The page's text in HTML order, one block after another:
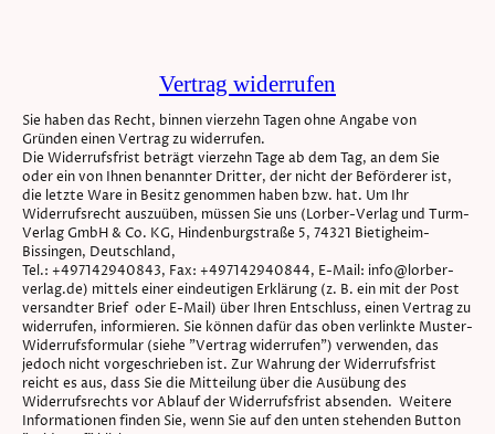
Vertrag widerrufen
Sie haben das Recht, binnen vierzehn Tagen ohne Angabe von
Gründen einen Vertrag zu widerrufen.
Die Widerrufsfrist beträgt vierzehn Tage ab dem Tag, an dem Sie
oder ein von Ihnen benannter Dritter, der nicht der Beförderer ist,
die letzte Ware in Besitz genommen haben bzw. hat. Um Ihr
Widerrufsrecht auszuüben, müssen Sie uns (Lorber-Verlag und Turm-
Verlag GmbH & Co. KG, Hindenburgstraße 5, 74321 Bietigheim-
Bissingen, Deutschland,
Tel.: +497142940843, Fax: +497142940844, E-Mail: info@lorber-
verlag.de) mittels einer eindeutigen Erklärung (z. B. ein mit der Post
versandter Brief oder E-Mail) über Ihren Entschluss, einen Vertrag zu
widerrufen, informieren. Sie können dafür das oben verlinkte Muster-
Widerrufsformular (siehe "Vertrag widerrufen") verwenden, das
jedoch nicht vorgeschrieben ist. Zur Wahrung der Widerrufsfrist
reicht es aus, dass Sie die Mitteilung über die Ausübung des
Widerrufsrechts vor Ablauf der Widerrufsfrist absenden. Weitere
Informationen finden Sie, wenn Sie auf den unten stehenden Button